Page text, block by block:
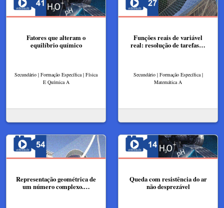
Fatores que alteram o
equilíbrio químico
Secundário | Formação Específica | Física
E Química A
Funções reais de variável
real: resolução de tarefas…
Secundário | Formação Específica |
Matemática A
Representação geométrica de
um número complexo.…
Queda com resistência do ar
não desprezável